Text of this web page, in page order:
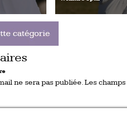
ne sera pas publiée.Les